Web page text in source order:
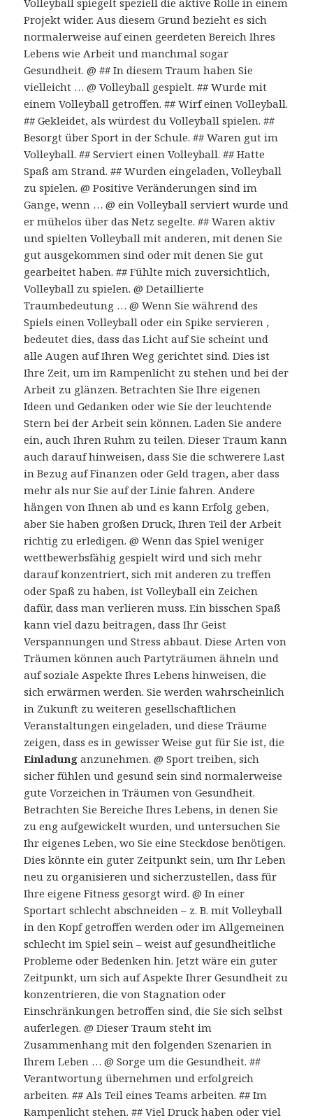
Volleyball spiegelt speziell die aktive Rolle in einem
Projekt wider. Aus diesem Grund bezieht es sich
normalerweise auf einen geerdeten Bereich Ihres
Lebens wie Arbeit und manchmal sogar
Gesundheit. @ ## In diesem Traum haben Sie
vielleicht … @ Volleyball gespielt. ## Wurde mit
einem Volleyball getroffen. ## Wirf einen Volleyball.
## Gekleidet, als würdest du Volleyball spielen. ##
Besorgt über Sport in der Schule. ## Waren gut im
Volleyball. ## Serviert einen Volleyball. ## Hatte
Spaß am Strand. ## Wurden eingeladen, Volleyball
zu spielen. @ Positive Veränderungen sind im
Gange, wenn … @ ein Volleyball serviert wurde und
er mühelos über das Netz segelte. ## Waren aktiv
und spielten Volleyball mit anderen, mit denen Sie
gut ausgekommen sind oder mit denen Sie gut
gearbeitet haben. ## Fühlte mich zuversichtlich,
Volleyball zu spielen. @ Detaillierte
Traumbedeutung … @ Wenn Sie während des
Spiels einen Volleyball oder ein Spike servieren ,
bedeutet dies, dass das Licht auf Sie scheint und
alle Augen auf Ihren Weg gerichtet sind. Dies ist
Ihre Zeit, um im Rampenlicht zu stehen und bei der
Arbeit zu glänzen. Betrachten Sie Ihre eigenen
Ideen und Gedanken oder wie Sie der leuchtende
Stern bei der Arbeit sein können. Laden Sie andere
ein, auch Ihren Ruhm zu teilen. Dieser Traum kann
auch darauf hinweisen, dass Sie die schwerere Last
in Bezug auf Finanzen oder Geld tragen, aber dass
mehr als nur Sie auf der Linie fahren. Andere
hängen von Ihnen ab und es kann Erfolg geben,
aber Sie haben großen Druck, Ihren Teil der Arbeit
richtig zu erledigen. @ Wenn das Spiel weniger
wettbewerbsfähig gespielt wird und sich mehr
darauf konzentriert, sich mit anderen zu treffen
oder Spaß zu haben, ist Volleyball ein Zeichen
dafür, dass man verlieren muss. Ein bisschen Spaß
kann viel dazu beitragen, dass Ihr Geist
Verspannungen und Stress abbaut. Diese Arten von
Träumen können auch Partyträumen ähneln und
auf soziale Aspekte Ihres Lebens hinweisen, die
sich erwärmen werden. Sie werden wahrscheinlich
in Zukunft zu weiteren gesellschaftlichen
Veranstaltungen eingeladen, und diese Träume
zeigen, dass es in gewisser Weise gut für Sie ist, die
Einladung anzunehmen. @ Sport treiben, sich
sicher fühlen und gesund sein sind normalerweise
gute Vorzeichen in Träumen von Gesundheit.
Betrachten Sie Bereiche Ihres Lebens, in denen Sie
zu eng aufgewickelt wurden, und untersuchen Sie
Ihr eigenes Leben, wo Sie eine Steckdose benötigen.
Dies könnte ein guter Zeitpunkt sein, um Ihr Leben
neu zu organisieren und sicherzustellen, dass für
Ihre eigene Fitness gesorgt wird. @ In einer
Sportart schlecht abschneiden – z. B. mit Volleyball
in den Kopf getroffen werden oder im Allgemeinen
schlecht im Spiel sein – weist auf gesundheitliche
Probleme oder Bedenken hin. Jetzt wäre ein guter
Zeitpunkt, um sich auf Aspekte Ihrer Gesundheit zu
konzentrieren, die von Stagnation oder
Einschränkungen betroffen sind, die Sie sich selbst
auferlegen. @ Dieser Traum steht im
Zusammenhang mit den folgenden Szenarien in
Ihrem Leben … @ Sorge um die Gesundheit. ##
Verantwortung übernehmen und erfolgreich
arbeiten. ## Als Teil eines Teams arbeiten. ## Im
Rampenlicht stehen. ## Viel Druck haben oder viel